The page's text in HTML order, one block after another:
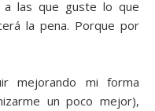
las que guste lo que
la pena. Porque por
mejorando mi forma
un poco mejor),